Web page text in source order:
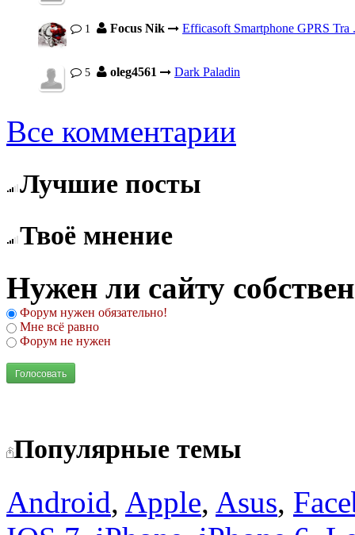
1 Focus Nik Efficasoft Smartphone GPRS Tra
5 oleg4561 Dark Paladin
Все комментарии
Лучшие посты
Твоё мнение
Нужен ли сайту
Форум нужен обязательно!
Мне всё равно
Форум не нужен
Голосовать
Популярные темы
Android, Apple, Asus,